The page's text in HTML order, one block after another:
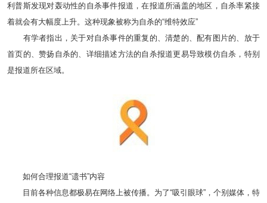
利普斯发现对轰动性的自杀事件报道，在报道所涵盖的地区，自杀率紧接
着就会有大幅度上升。这种现象被称为自杀的“维特效应”
有学者指出，关于对自杀事件的重复的、清楚的、配有图片的、放于
首页的、赞扬自杀的、详细描述方法的自杀报道更易导致模仿自杀，特别
是报道所在区域。
如何合理报道“遗书”内容
目前各种信息都极易在网络上被传播。为了“吸引眼球”，个别媒体，特